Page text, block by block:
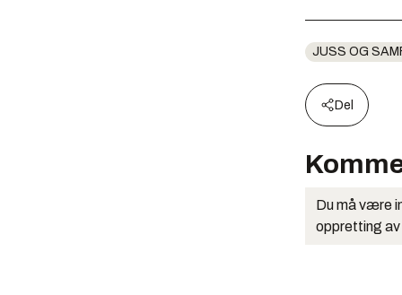
JUSS OG
Del
Du må være
oppretting av